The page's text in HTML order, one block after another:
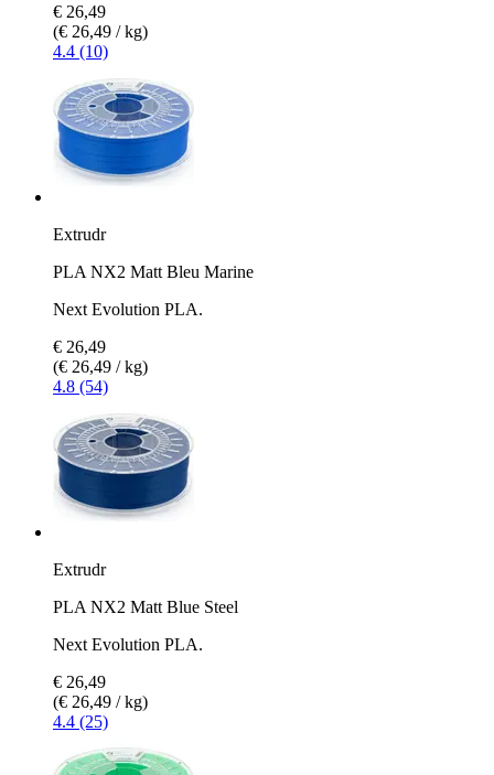
€ 26,49
(€ 26,49 / kg)
4.4 (10)
Extrudr
PLA NX2 Matt Bleu Marine
Next Evolution PLA.
€ 26,49
(€ 26,49 / kg)
4.8 (54)
Extrudr
PLA NX2 Matt Blue Steel
Next Evolution PLA.
€ 26,49
(€ 26,49 / kg)
4.4 (25)